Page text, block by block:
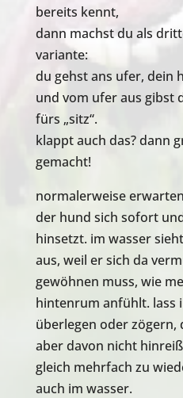
bereits kennt,
dann machst du als
variante:
du gehst ans ufer, dein
und vom ufer aus gibst
fürs „sitz“.
klappt auch das? dann
gemacht!
normalerweise
der hund sich sofort
hinsetzt. im wasser
aus, weil er sich da
gewöhnen muss, wie
hintenrum anfühlt. lass
überlegen oder zögern,
aber davon nicht
gleich mehrfach zu
auch im wasser.